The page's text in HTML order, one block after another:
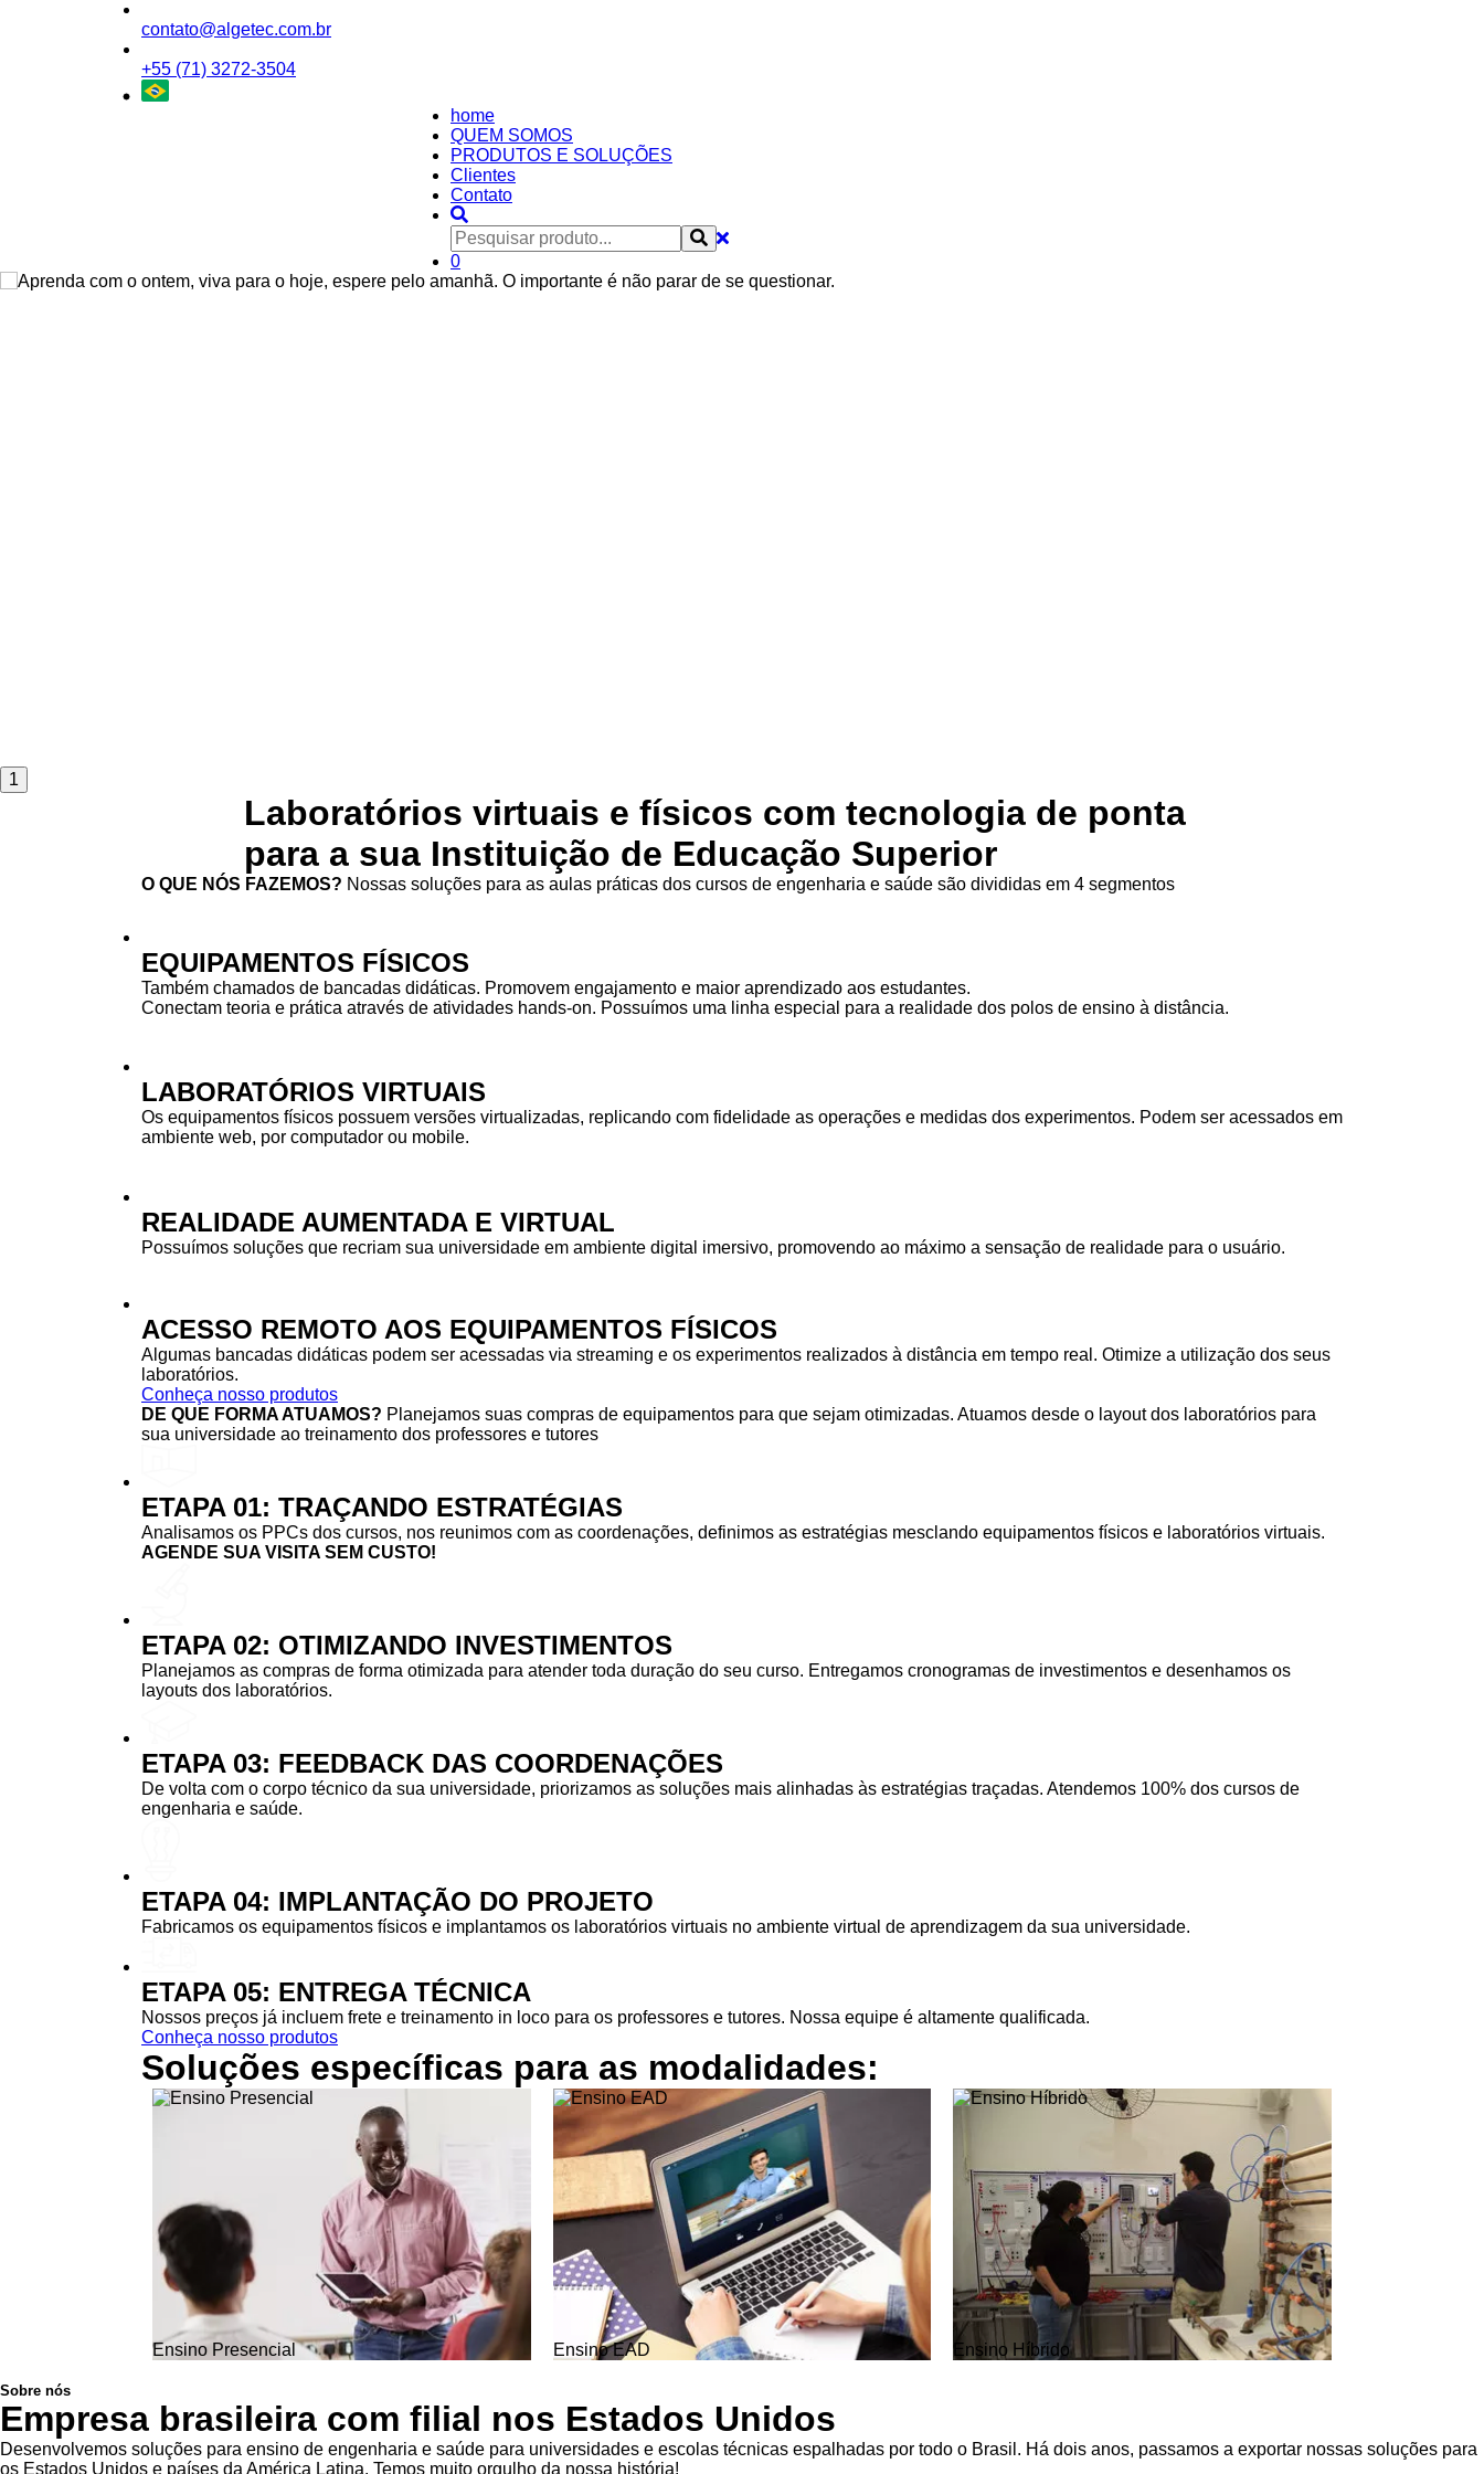
contato@algetec.com.br
+55 (71) 3272-3504
home
QUEM SOMOS
PRODUTOS E SOLUÇÕES
Clientes
Contato
0
1
Laboratórios virtuais e físicos com tecnologia de ponta
para a sua Instituição de Educação Superior
O QUE NÓS FAZEMOS? Nossas soluções para as aulas práticas dos cursos de engenharia e saúde são divididas em 4 segmentos
EQUIPAMENTOS FÍSICOS
Também chamados de bancadas didáticas. Promovem engajamento e maior aprendizado aos estudantes.
Conectam teoria e prática através de atividades hands-on. Possuímos uma linha especial para a realidade dos polos de ensino à distância.
LABORATÓRIOS VIRTUAIS
Os equipamentos físicos possuem versões virtualizadas, replicando com fidelidade as operações e medidas dos experimentos. Podem ser acessados em
ambiente web, por computador ou mobile.
REALIDADE AUMENTADA E VIRTUAL
Possuímos soluções que recriam sua universidade em ambiente digital imersivo, promovendo ao máximo a sensação de realidade para o usuário.
ACESSO REMOTO AOS EQUIPAMENTOS FÍSICOS
Algumas bancadas didáticas podem ser acessadas via streaming e os experimentos realizados à distância em tempo real. Otimize a utilização dos seus
laboratórios.
Conheça nosso produtos
DE QUE FORMA ATUAMOS? Planejamos suas compras de equipamentos para que sejam otimizadas. Atuamos desde o layout dos laboratórios para
sua universidade ao treinamento dos professores e tutores
ETAPA 01: TRAÇANDO ESTRATÉGIAS
Analisamos os PPCs dos cursos, nos reunimos com as coordenações, definimos as estratégias mesclando equipamentos físicos e laboratórios virtuais.
AGENDE SUA VISITA SEM CUSTO!
ETAPA 02: OTIMIZANDO INVESTIMENTOS
Planejamos as compras de forma otimizada para atender toda duração do seu curso. Entregamos cronogramas de investimentos e desenhamos os
layouts dos laboratórios.
ETAPA 03: FEEDBACK DAS COORDENAÇÕES
De volta com o corpo técnico da sua universidade, priorizamos as soluções mais alinhadas às estratégias traçadas. Atendemos 100% dos cursos de
engenharia e saúde.
ETAPA 04: IMPLANTAÇÃO DO PROJETO
Fabricamos os equipamentos físicos e implantamos os laboratórios virtuais no ambiente virtual de aprendizagem da sua universidade.
ETAPA 05: ENTREGA TÉCNICA
Nossos preços já incluem frete e treinamento in loco para os professores e tutores. Nossa equipe é altamente qualificada.
Conheça nosso produtos
Soluções específicas para as modalidades:
Ensino Presencial Ensino EAD Ensino Híbrido
Sobre nós
Empresa brasileira com filial nos Estados Unidos
Desenvolvemos soluções para ensino de engenharia e saúde para universidades e escolas técnicas espalhadas por todo o Brasil. Há dois anos, passamos a exportar nossas soluções para
os Estados Unidos e países da América Latina. Temos muito orgulho da nossa história!